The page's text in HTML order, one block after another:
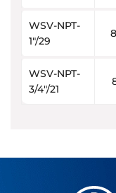
WSV-NPT-
1″/29
WSV-NPT-
3/4″/21